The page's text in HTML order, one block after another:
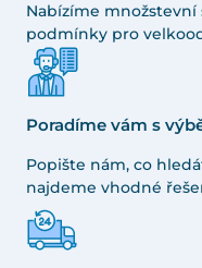
Nabízíme
podmínky pro
Poradíme vám s
Popište nám, co
najdeme vhodné